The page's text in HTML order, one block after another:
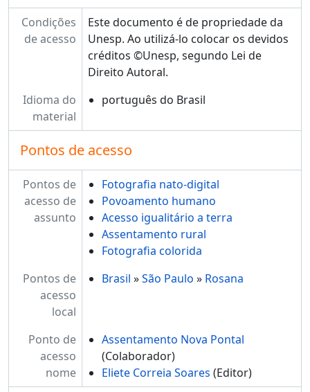
Condições
de acesso
Este documento é de propriedade da
Unesp. Ao utilizá-lo colocar os devidos
créditos ©Unesp, segundo Lei de
Direito Autoral.
Idioma do
material
português do Brasil
Pontos de acesso
Pontos de
acesso de
assunto
Fotografia nato-digital
Povoamento humano
Acesso igualitário a terra
Assentamento rural
Fotografia colorida
Pontos de
acesso
local
Brasil »São Paulo » Rosana
Ponto de
acesso
nome
Assentamento Nova Pontal
(Colaborador)
Eliete Correia Soares (Editor)